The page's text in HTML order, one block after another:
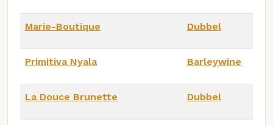
Marie-Boutique Dubbel
Primitiva Nyala Barleywine
La Douce Brunette Dubbel